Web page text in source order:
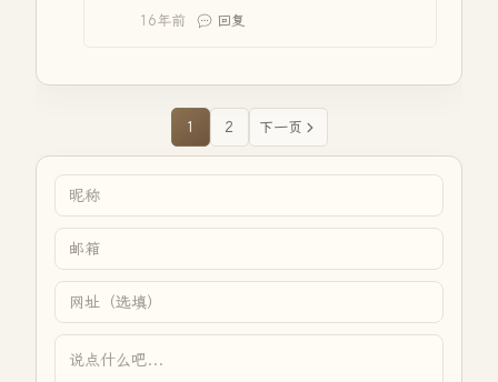
16年前 回复
1 2 下一页